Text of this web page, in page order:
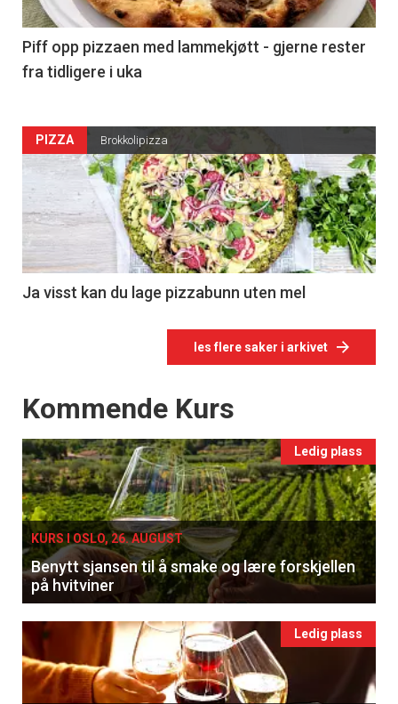
Piff opp pizzaen med lammekjøtt - gjerne rester
fra tidligere i uka
PIZZA Brokkolipizza
Ja visst kan du lage pizzabunn uten mel
les flere saker i arkivet
Events
Kommende Kurs
Ledig plass
KURS I OSLO, 26. AUGUST
Benytt sjansen til å smake og lære forskjellen
på hvitviner
Ledig plass